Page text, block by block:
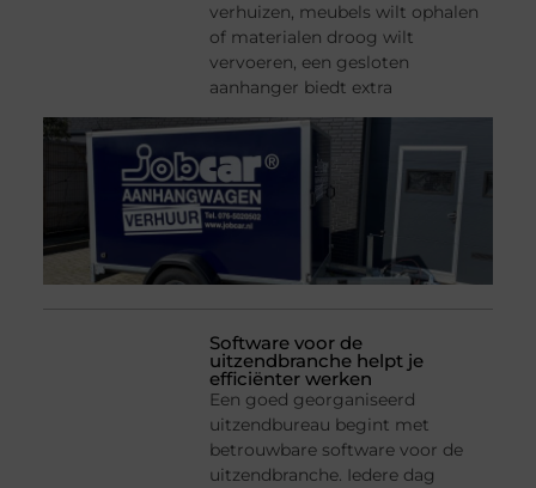
verhuizen, meubels wilt ophalen
of materialen droog wilt
vervoeren, een gesloten
aanhanger biedt extra
Software voor de
uitzendbranche helpt je
efficiënter werken
Een goed georganiseerd
uitzendbureau begint met
betrouwbare software voor de
uitzendbranche. Iedere dag